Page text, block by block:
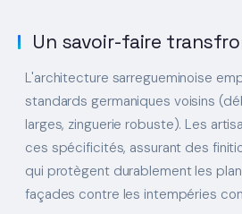
Un savoir-faire
L'architecture sarregueminoise
standards germaniques voisins
larges, zinguerie robuste). Les
ces spécificités, assurant des
qui protègent durablement les
façades contre les intempéries